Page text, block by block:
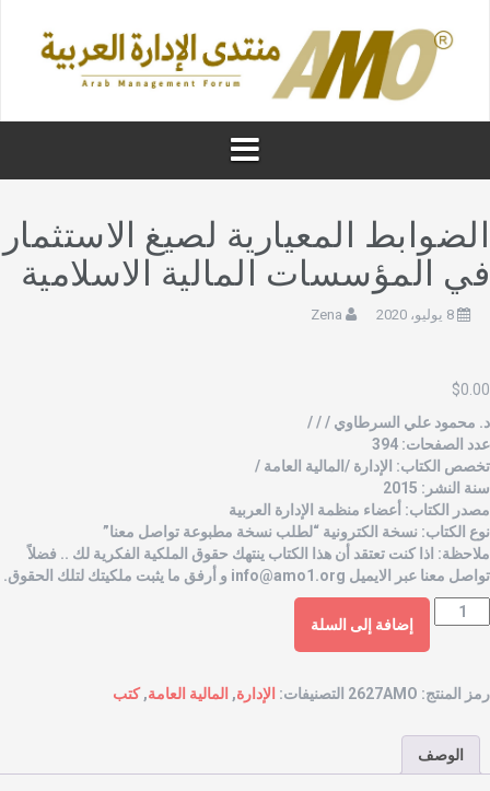
المعيارية لصيغ الاستثمار
المؤسسات المالية الاسلامية
8 يوليو، 2020 Zena
$
محمود علي السرطاوي / / /
الصفحات: 394
الكتاب: الإدارة /المالية العامة /
النشر: 2015
الكتاب: أعضاء منظمة الإدارة العربية
الكتاب: نسخة الكترونية “لطلب نسخة مطبوعة تواصل معنا”
اذا كنت تعتقد أن هذا الكتاب ينتهك حقوق الملكية الفكرية لك .. فضلاً
معنا عبر الايميل info@amo1.orgو أرفق ما يثبت ملكيتك لتلك الحقوق.
إضافة إلى السلة
المنتج: 2627AMO التصنيفات: الإدارة, المالية العامة,كتب
الوصف